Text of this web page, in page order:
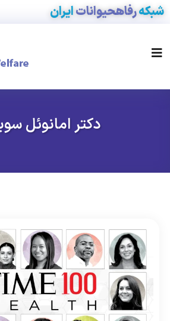
شبکهرفاهحیواناتایران
دکتر امانوئل